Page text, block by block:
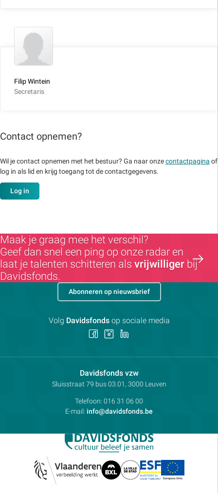
Filip Wintein
Secretaris
Contact opnemen?
Wil je contact opnemen met het bestuur? Ga naar onzecontactpagina of
log in als lid en krijg toegang tot de contactgegevens.
Log in
Maak je graag mee het verschil?
Geef dan snel een ping op onze radar en
laat je talenten schitteren als vrijwilliger bij
Davidsfonds.
Davidsfonds vzwContactpersoon:
Adres:
Sluisstraat 79 bus 03.01, 3000 Leuven
Telefoon: 016 31 06 00
E-mail: info@davidsfonds.be
Abonneren op nieuwsbrief
Volg Davidsfondsop sociale media
Volg Volg